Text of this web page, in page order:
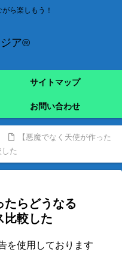
ら楽しもう！
ア®
サイトマップ
お問い合わせ
【悪魔でなく天使が作った
た
たらどうなる
比較した
を使用しております